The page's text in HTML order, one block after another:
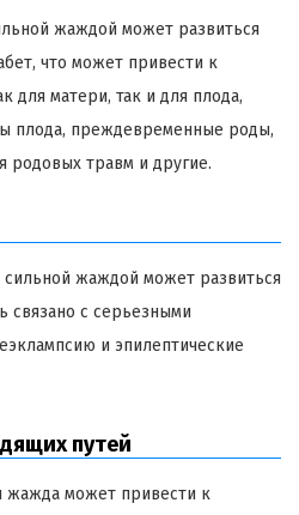
жаждой может развиться
что может привести к
для матери, так и для плода,
плода, преждевременные роды,
родовых травм и другие.
жаждой может развиться
связано с серьезными
и эпилептические
путей
жажда может привести к